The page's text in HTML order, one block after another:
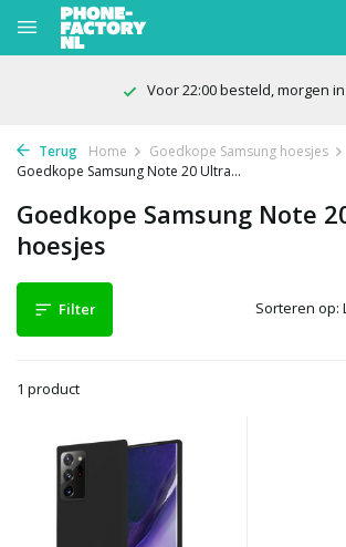
Voor 22:00 besteld, morgen
Terug Home
Goedkope Samsung hoesjes
Goedkope Samsung Note 20 Ultra...
Goedkope Samsung Note
hoesjes
Filter
1 product
Sorteren op: